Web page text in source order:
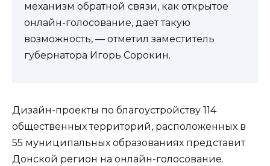
механизм обратной связи, как открытое
онлайн-голосование, дает такую
возможность, — отметил заместитель
губернатора Игорь Сорокин.
Дизайн-проекты по благоустройству 114
общественных территорий, расположенных в
55 муниципальных образованиях представит
Донской регион на онлайн-голосование.